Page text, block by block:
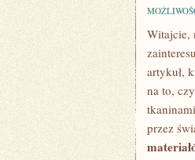
Witajcie,
artykuł,
na to,
przez